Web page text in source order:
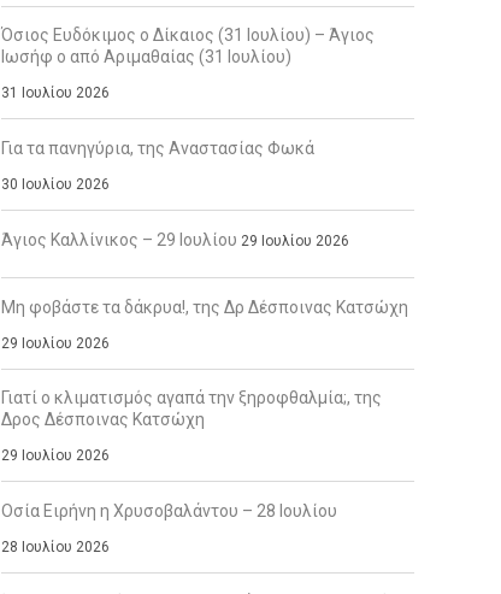
Όσιος Ευδόκιμος ο Δίκαιος (31 Ιουλίου) – Άγιος
Ιωσήφ ο από Αριμαθαίας (31 Ιουλίου)
31 Ιουλίου 2026
Για τα πανηγύρια, της Αναστασίας Φωκά
30 Ιουλίου 2026
Άγιος Καλλίνικος – 29 Ιουλίου 29 Ιουλίου 2026
Μη φοβάστε τα δάκρυα!, της Δρ Δέσποινας Κατσώχη
29 Ιουλίου 2026
Γιατί ο κλιματισμός αγαπά την ξηροφθαλμία;, της
Δρος Δέσποινας Κατσώχη
29 Ιουλίου 2026
Οσία Ειρήνη η Χρυσοβαλάντου – 28 Ιουλίου
28 Ιουλίου 2026